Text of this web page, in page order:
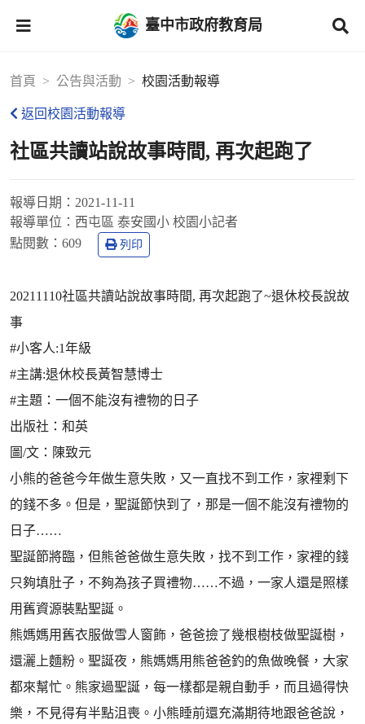
臺中市政府教育局
首頁 公告與活動 校園活動報導
返回校園活動報導
社區共讀站說故事時間, 再次起跑了
報導日期： 2021-11-11
報導單位： 西屯區 泰安國小 校園小記者
點閱數： 609 列印
20211110社區共讀站說故事時間, 再次起跑了~退休校長說故
事
#小客人:1年級
#主講:退休校長黃智慧博士
#主題：一個不能沒有禮物的日子
出版社：和英
圖/文：陳致元
小熊的爸爸今年做生意失敗，又一直找不到工作，家裡剩下
的錢不多。但是，聖誕節快到了，那是一個不能沒有禮物的
日子……
聖誕節將臨，但熊爸爸做生意失敗，找不到工作，家裡的錢
只夠填肚子，不夠為孩子買禮物……不過，一家人還是照樣
用舊資源裝點聖誕。
熊媽媽用舊衣服做雪人窗飾，爸爸撿了幾根樹枝做聖誕樹，
還灑上麵粉。聖誕夜，熊媽媽用熊爸爸釣的魚做晚餐，大家
都來幫忙。熊家過聖誕，每一樣都是親自動手，而且過得快
樂，不見得有半點沮喪。小熊睡前還充滿期待地跟爸爸說，